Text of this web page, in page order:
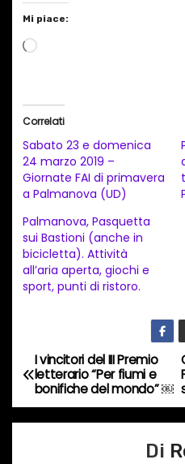
Mi piace:
C
a
m
e
n
t
o
i
o
r
s
Correlati
Sabato 23 e domenica
24 marzo 2019 –
Giornate FAI di primavera
a Palmanova (UD)
Palmanova, Pasquetta
sui Bastioni (anche in
bicicletta). Attività
all’aria aperta, giochi e
sport, punti di ristoro.
N
a
I vincitori del III Premio
letterario “Per fiumi e
bonifiche del mondo” ￼
Di